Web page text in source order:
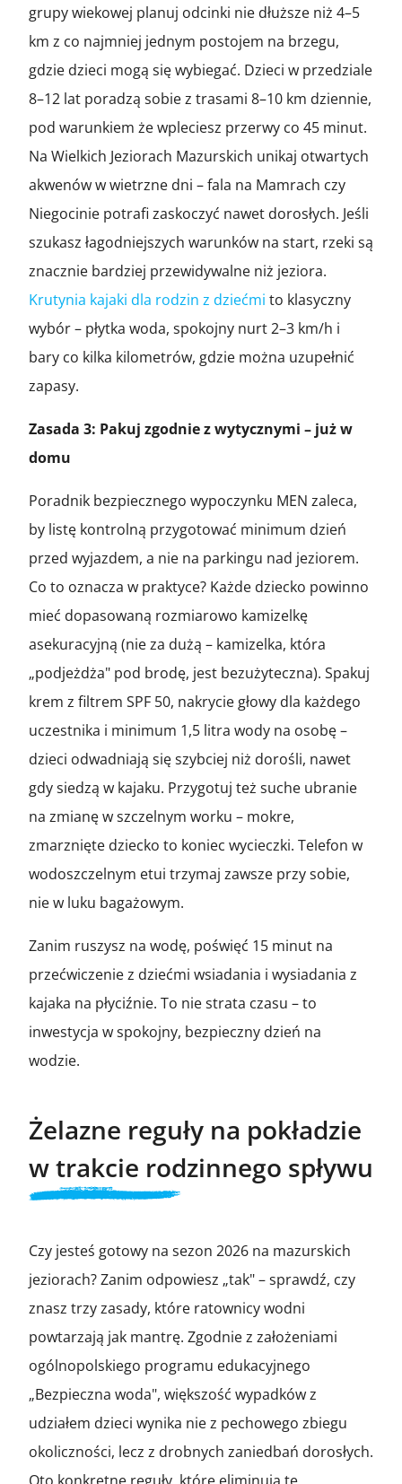
grupy wiekowej planuj odcinki nie dłuższe niż 4–5
km z co najmniej jednym postojem na brzegu,
gdzie dzieci mogą się wybiegać. Dzieci w przedziale
8–12 lat poradzą sobie z trasami 8–10 km dziennie,
pod warunkiem że wpleciesz przerwy co 45 minut.
Na Wielkich Jeziorach Mazurskich unikaj otwartych
akwenów w wietrzne dni – fala na Mamrach czy
Niegocinie potrafi zaskoczyć nawet dorosłych. Jeśli
szukasz łagodniejszych warunków na start, rzeki są
znacznie bardziej przewidywalne niż jeziora.
Krutynia kajaki dla rodzin z dziećmi to klasyczny
wybór – płytka woda, spokojny nurt 2–3 km/h i
bary co kilka kilometrów, gdzie można uzupełnić
zapasy.
Zasada 3: Pakuj zgodnie z wytycznymi – już w
domu
Poradnik bezpiecznego wypoczynku MEN zaleca,
by listę kontrolną przygotować minimum dzień
przed wyjazdem, a nie na parkingu nad jeziorem.
Co to oznacza w praktyce? Każde dziecko powinno
mieć dopasowaną rozmiarowo kamizelkę
asekuracyjną (nie za dużą – kamizelka, która
„podjeżdża" pod brodę, jest bezużyteczna). Spakuj
krem z filtrem SPF 50, nakrycie głowy dla każdego
uczestnika i minimum 1,5 litra wody na osobę –
dzieci odwadniają się szybciej niż dorośli, nawet
gdy siedzą w kajaku. Przygotuj też suche ubranie
na zmianę w szczelnym worku – mokre,
zmarznięte dziecko to koniec wycieczki. Telefon w
wodoszczelnym etui trzymaj zawsze przy sobie,
nie w luku bagażowym.
Zanim ruszysz na wodę, poświęć 15 minut na
przećwiczenie z dziećmi wsiadania i wysiadania z
kajaka na płyciźnie. To nie strata czasu – to
inwestycja w spokojny, bezpieczny dzień na
wodzie.
Żelazne reguły na pokładzie
w trakcie rodzinnego spływu
Czy jesteś gotowy na sezon 2026 na mazurskich
jeziorach? Zanim odpowiesz „tak" – sprawdź, czy
znasz trzy zasady, które ratownicy wodni
powtarzają jak mantrę. Zgodnie z założeniami
ogólnopolskiego programu edukacyjnego
„Bezpieczna woda", większość wypadków z
udziałem dzieci wynika nie z pechowego zbiegu
okoliczności, lecz z drobnych zaniedbań dorosłych.